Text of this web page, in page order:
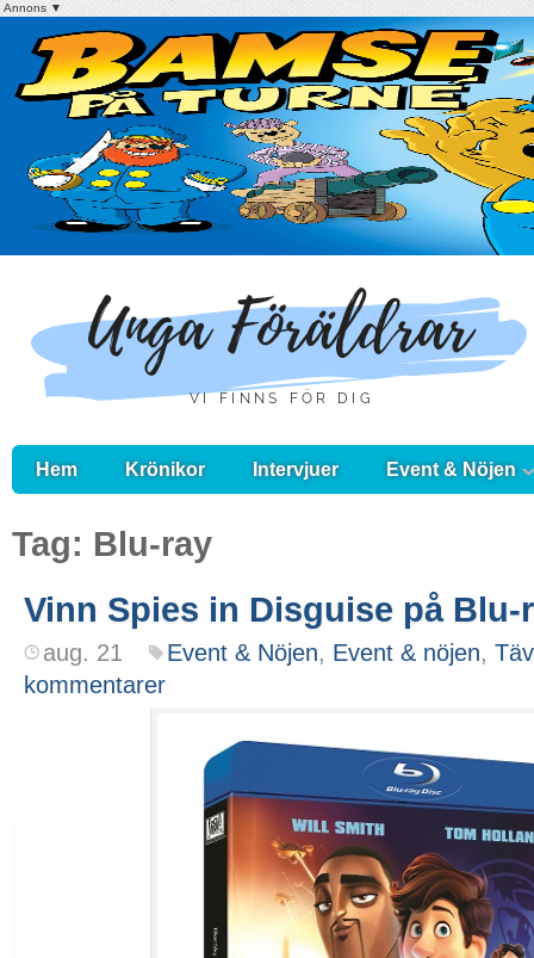
Annons ▼
Hem Krönikor Intervjuer Event & Nöjen
Tag: Blu-ray
Vinn Spies in Disguise på Blu-
aug. 21 Event & Nöjen, Event & nöjen,
kommentarer